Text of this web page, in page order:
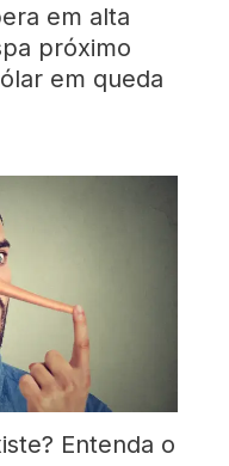
em alta
próximo
em queda
Entenda o